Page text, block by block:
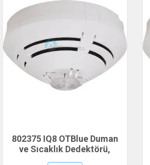
802375 IQ8 OTBlue Duman
ve Sıcaklık Dedektörü,